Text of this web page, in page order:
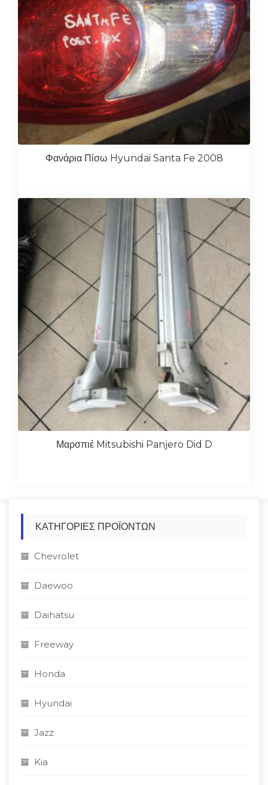
Φανάρια Πίσω Hyundai Santa Fe 2008
Μαρσπιέ Mitsubishi Panjero Did D
ΚΑΤΗΓΟΡΊΕΣ ΠΡΟΪΌΝΤΩΝ
Chevrolet
Daewoo
Daihatsu
Freeway
Honda
Hyundai
Jazz
Kia